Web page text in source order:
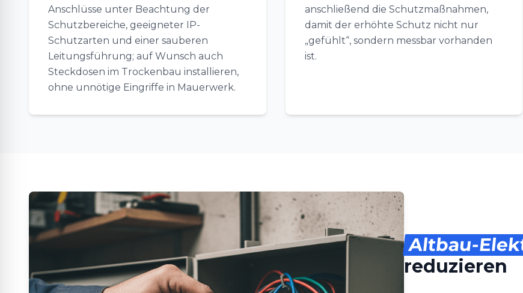
Anschlüsse unter Beachtung der
Schutzbereiche, geeigneter IP-
Schutzarten und einer sauberen
Leitungsführung; auf Wunsch auch
Steckdosen im Trockenbau installieren,
ohne unnötige Eingriffe in Mauerwerk.
anschließend die Schutzmaßnahmen,
damit der erhöhte Schutz nicht nur
„gefühlt“, sondern messbar vorhanden
ist.
Altbau-
reduzieren